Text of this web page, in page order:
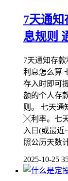
7天通
息规则
7天通知存
利息怎么算
存入时即可
额的个人存
则。 七天通
╳利率。七
入日(或最
照公历天数
2025-10-25